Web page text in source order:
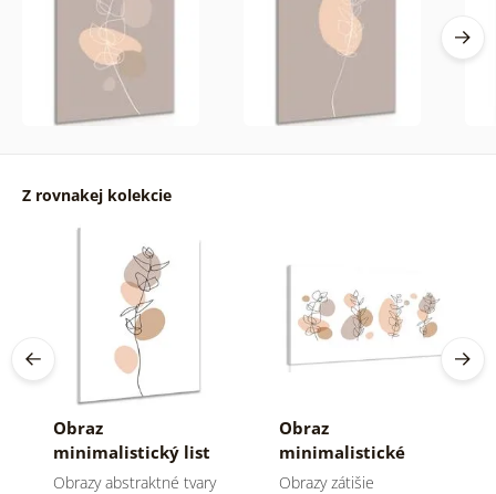
Z rovnakej kolekcie
Obraz
minimalistický list
na bielom pozadí
Obrazy abstraktné tvary
Obraz
minimalistické
zátišie rastliniek
Obrazy zátišie